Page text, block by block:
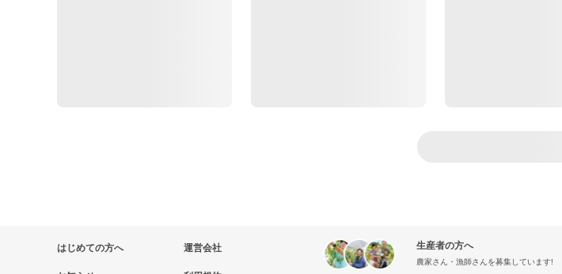
はじめての方へ 運営会社 生産者の方へ
農家さん・漁師さんを募集しています!